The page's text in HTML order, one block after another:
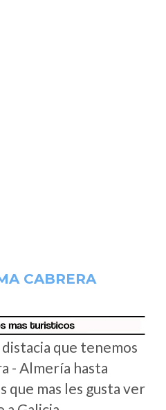
CABRERA
que tenemos
- Almería hasta
que mas les gusta ver